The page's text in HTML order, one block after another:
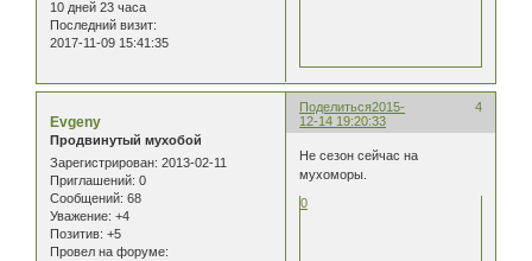
10 дней 23 часа
Последний визит:
2017-11-09 15:41:35
Поделиться 4
2015-
12-14 19:20:33
Evgeny
Продвинутый мухобой
Зарегистрирован: 2013-02-11
Приглашений: 0
Сообщений: 68
Уважение: +4
Позитив: +5
Провел на форуме:
Не сезон сейчас на
мухоморы.
0